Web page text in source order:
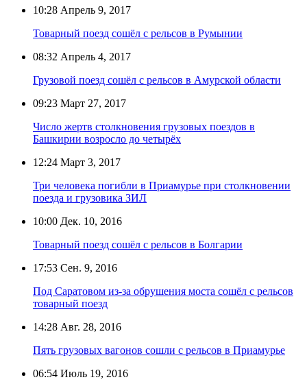
10:28 Апрель 9, 2017
Товарный поезд сошёл с рельсов в Румынии
08:32 Апрель 4, 2017
Грузовой поезд сошёл с рельсов в Амурской области
09:23 Март 27, 2017
Число жертв столкновения грузовых поездов в
Башкирии возросло до четырёх
12:24 Март 3, 2017
Три человека погибли в Приамурье при столкновении
поезда и грузовика ЗИЛ
10:00 Дек. 10, 2016
Товарный поезд сошёл с рельсов в Болгарии
17:53 Сен. 9, 2016
Под Саратовом из-за обрушения моста сошёл с рельсов
товарный поезд
14:28 Авг. 28, 2016
Пять грузовых вагонов сошли с рельсов в Приамурье
06:54 Июль 19, 2016